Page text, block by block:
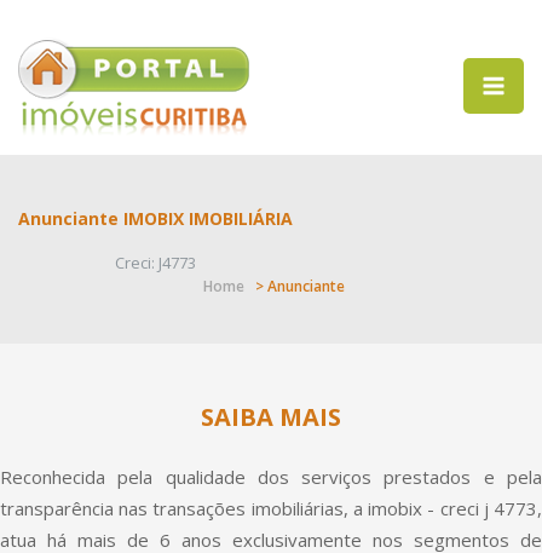
Anunciante IMOBIX IMOBILIÁRIA
Creci: J4773
Home > Anunciante
SAIBA MAIS
Reconhecida pela qualidade dos serviços prestados e pela
transparência nas transações imobiliárias, a imobix - creci j 4773,
atua há mais de 6 anos exclusivamente nos segmentos de